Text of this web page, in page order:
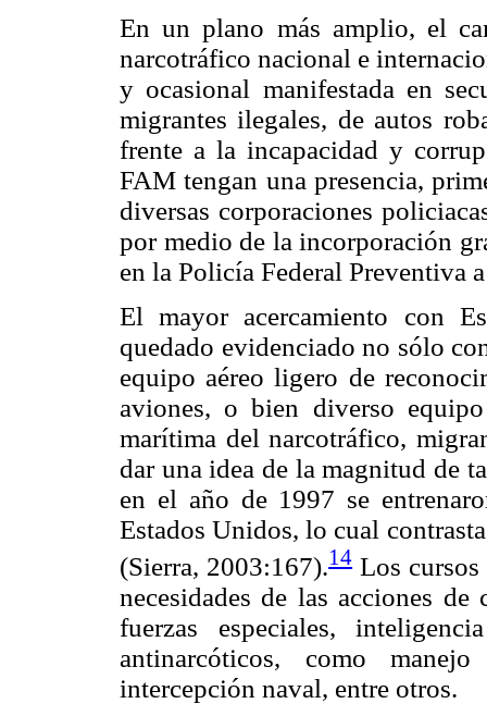
En un plano más amplio, el
narcotráfico nacional e
y ocasional manifestada en
migrantes ilegales, de autos
frente a la incapacidad y
FAM tengan una presencia,
diversas corporaciones
por medio de la incorporación
en la Policía Federal Preventiva
El mayor acercamiento con
quedado evidenciado no sólo
equipo aéreo ligero de
aviones, o bien diverso
marítima del narcotráfico,
dar una idea de la magnitud de
en el año de 1997 se
Estados Unidos, lo cual
(Sierra, 2003:167).14Los cursos
necesidades de las acciones
fuerzas especiales,
antinarcóticos, como
intercepción naval, entre otros.